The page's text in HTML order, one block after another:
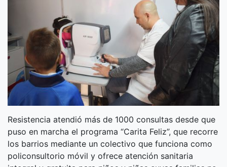
Resistencia atendió más de 1000 consultas desde que
puso en marcha el programa “Carita Feliz”, que recorre
los barrios mediante un colectivo que funciona como
policonsultorio móvil y ofrece atención sanitaria